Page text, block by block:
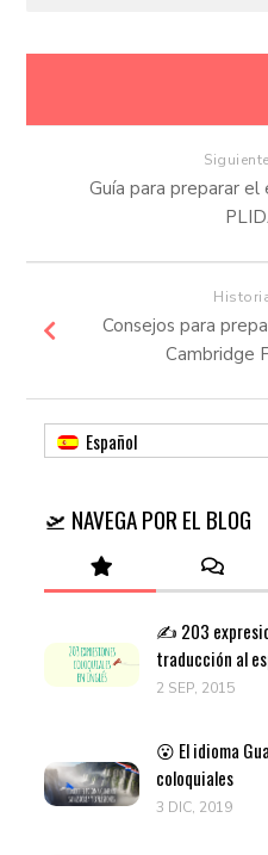
Guía para preparar
Consejos para
Cambridge
Español
🛫 NAVEGA POR EL BLOG
✍️ 203
traducción al
2 SEP, 2015
😮 El idioma
coloquiales
3 DIC, 2019